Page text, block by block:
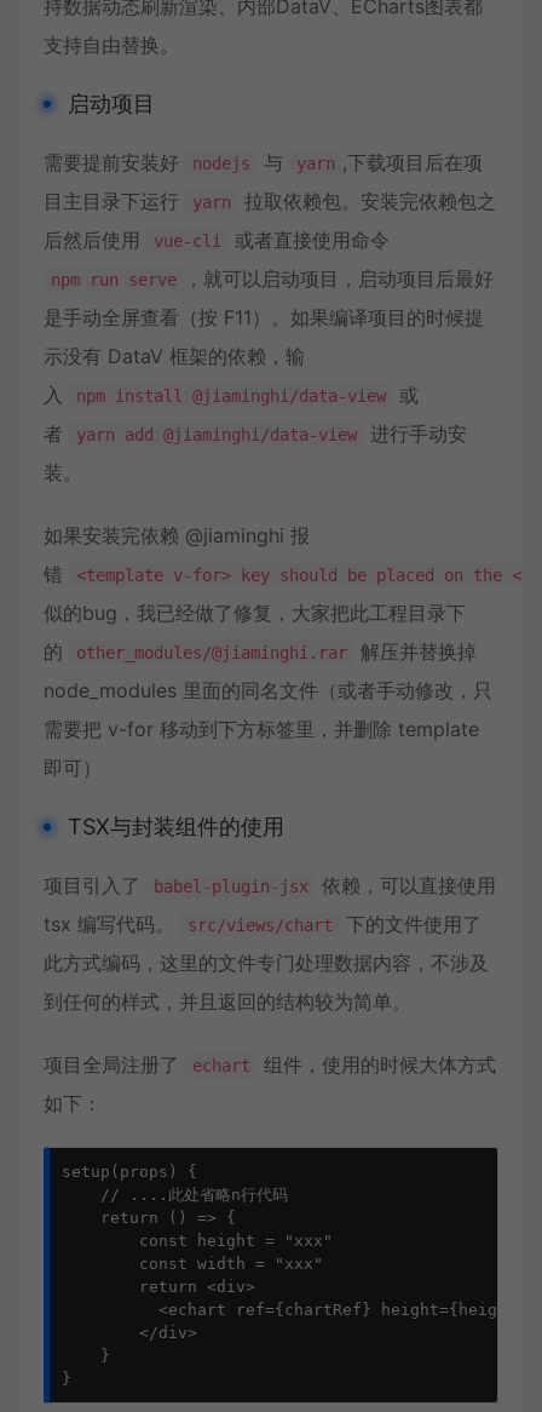
持数据动态刷新渲染、内部DataV、ECharts图表都
支持自由替换。
启动项目
需要提前安装好 nodejs 与 yarn ,下载项目后在项
目主目录下运行
yarn
拉取依赖包。安装完依赖包之
后然后使用
vue-cli 或者直接使用命令
npm run serve
，就可以启动项目，启动项目后最好
是手动全屏查看（按 F11）。如果编译项目的时候提
示没有 DataV 框架的依赖，输
入
npm install @jiaminghi/data-view
或
者
yarn add @jiaminghi/data-view
进行手动安
装。
如果安装完依赖 @jiaminghi 报
错
<template v-for> key should be placed on the
似的bug，我已经做了修复，大家把此工程目录下
的
other_modules/@jiaminghi.rar
解压并替换掉
node_modules 里面的同名文件（或者手动修改，只
需要把 v-for 移动到下方标签里，并删除 template
即可）
TSX与封装组件的使用
项目引入了 babel-plugin-jsx
依赖，可以直接使用
tsx 编写代码。
src/views/chart
下的文件使用了
此方式编码，这里的文件专门处理数据内容，不涉及
到任何的样式，并且返回的结构较为简单。
项目全局注册了 echart
组件，使用的时候大体方式
如下：
setup ( props )
{
// ....此处省略n行代码
return
() =>
{
const
height = " xxx "
const width = " xxx "
return
<div>
<echart ref={ chartRef } height={ height
< /div>
}
}